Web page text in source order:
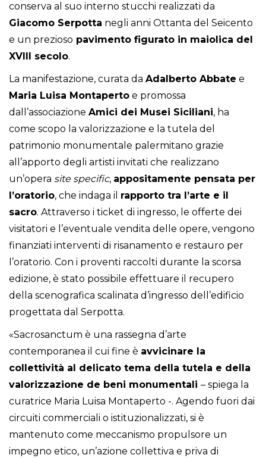
conserva al suo interno stucchi realizzati da
Giacomo Serpotta negli anni Ottanta del Seicento
e un prezioso pavimento figurato in maiolica del
XVIII secolo.
La manifestazione, curata da Adalberto Abbate e
Maria Luisa Montaperto e promossa
dall’associazione Amici dei Musei Siciliani, ha
come scopo la valorizzazione e la tutela del
patrimonio monumentale palermitano grazie
all’apporto degli artisti invitati che realizzano
un’opera site specific, appositamente pensata per
l’oratorio, che indaga il rapporto tra l’arte e il
sacro. Attraverso i ticket di ingresso, le offerte dei
visitatori e l’eventuale vendita delle opere, vengono
finanziati interventi di risanamento e restauro per
l’oratorio. Con i proventi raccolti durante la scorsa
edizione, è stato possibile effettuare il recupero
della scenografica scalinata d’ingresso dell’edificio
progettata dal Serpotta.
«Sacrosanctum è una rassegna d’arte
contemporanea il cui fine è avvicinare la
collettività al delicato tema della tutela e della
valorizzazione de beni monumentali – spiega la
curatrice Maria Luisa Montaperto -. Agendo fuori dai
circuiti commerciali o istituzionalizzati, si è
mantenuto come meccanismo propulsore un
impegno etico, un’azione collettiva e priva di